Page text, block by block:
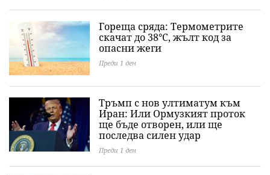
Гореща сряда: Термометрите
скачат до 38°C, жълт код за
опасни жеги
Преди 1 ден
Тръмп с нов ултиматум към
Иран: Или Ормузкият проток
ще бъде отворен, или ще
последва силен удар
Преди 1 ден